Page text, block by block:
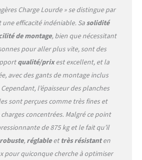
panneaux MDF. Tous les
montages et instructions
nécessaires sont
accompagnés. Polyvalent:
l'étagere charge lourde est
polyvalente pour le sous-
sol, le garage, l'atelier, le
magasin, la maison, la
chambre à coucher, le
salon, la cuisine, etc. Vous
pouvez utiliser cette étagère
pour des livres, des pots de
fleurs, des bagages, des
objets ou tout ce que vous
souhaitez organiser.
Charge Lourde » se distingue par
efficacité indéniable. Sasolidité
de montage, bien que nécessitant
pour aller plus vite, sont des
qualité/prixest excellent, et la
avec des gants de montage inclus
l’épaisseur des planches
sont perçues comme très fines et
concentrées. Malgré ce point
de 875 kg et le fait qu’il
robuste, réglableettrès résistanten
pour quiconque cherche à optimiser